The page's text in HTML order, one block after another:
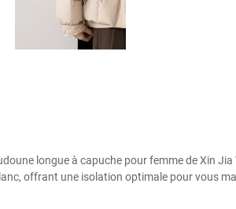
longue à capuche pour femme de Xin Jia
offrant une isolation optimale pour vous